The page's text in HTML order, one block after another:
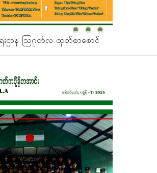
ေးဌာန ဩဂုတ်လ ထုတ်စာစောင်